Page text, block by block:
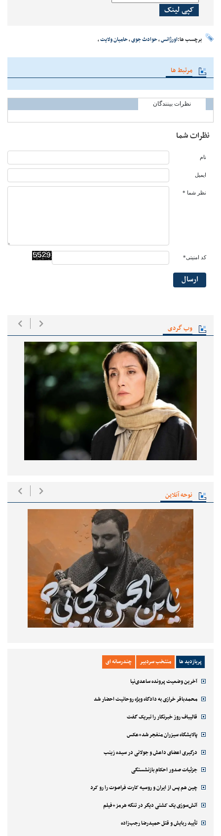
وب گردی
نوحه آنلاین
پربازدید ها منتخب سردبیر چندرسانه ای
آخرین وضعیت پرونده ساعدی‌نیا
محمدباقر خرازی به دادگاه ویژه روحانیت احضار شد
قالیباف روز خبرنگار را تبریک گفت
پالایشگاه سیزران منفجر شد+عکس
درگیری اعضای داعش و جولانی در سیده زینب
جزئیات صدور احکام بازنشستگی
چین هم پس از ایران و روسیه کارت فراصوت را رو کرد
آتش‌سوزی یک کشتی دیگر در تنگه هرمز+فیلم
تأیید ربایش و قتل حمیدرضا رجب‌زاده
کپی لینک
برچسب ها:اورژانس،حوادث جوی،حامیان ولایت،
مرتبط ها
نظرات بینندگان
نظرات شما
نام
ایمیل
نظر شما *
کد امنیتی*
ارسال